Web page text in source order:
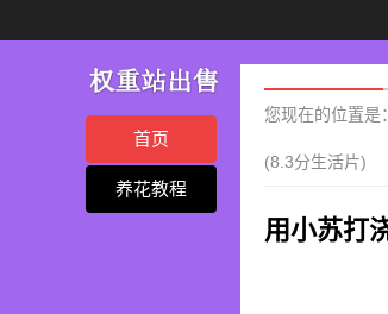
首页
养花教程
您现在的位置是：
(8.3分生活片)
用小苏打